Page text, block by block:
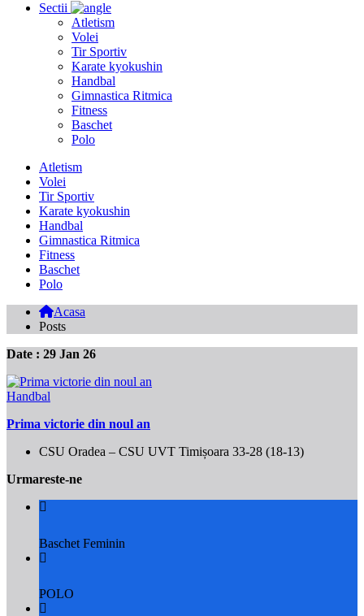
Sectii
Atletism
Volei
Tir Sportiv
Karate kyokushin
Handbal
Gimnastica Ritmica
Fitness
Baschet
Polo
Atletism
Volei
Tir Sportiv
Karate kyokushin
Handbal
Gimnastica Ritmica
Fitness
Baschet
Polo
Acasa
Posts
Date : 29 Jan 26
Handbal
Prima victorie din noul an
CSU Oradea – CSU UVT Timișoara 33-28 (18-13)
Urmareste-ne
Baschet Feminin
POLO